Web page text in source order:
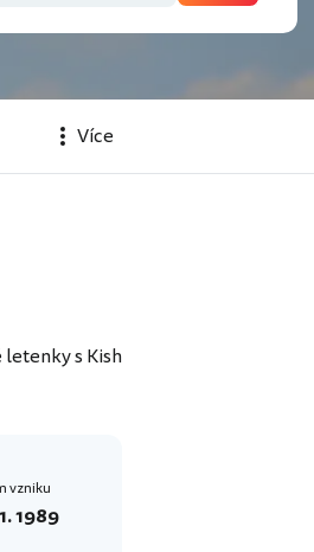
Více
s Kish
vzniku
1989